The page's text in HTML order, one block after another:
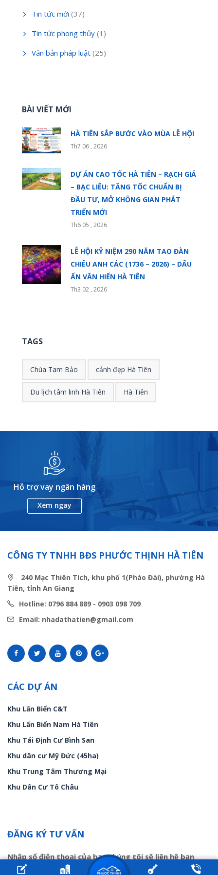
Tin tức mới (37)
Tin tức phong thủy (1)
Văn bản pháp luật (25)
BÀI VIẾT MỚI
HÀ TIÊN SẮP BƯỚC VÀO MÙA LỄ HỘI
Th7 06 , 2026
DỰ ÁN CAO TỐC HÀ TIÊN – RẠCH GIÁ
– BẠC LIÊU: TĂNG TỐC CHUẨN BỊ
ĐẦU TƯ, MỞ KHÔNG GIAN PHÁT
TRIỂN MỚI
Th6 05 , 2026
LỄ HỘI KỶ NIỆM 290 NĂM TAO ĐÀN
CHIÊU ANH CÁC (1736 – 2026) – DẤU
ẤN VĂN HIẾN HÀ TIÊN
Th3 02 , 2026
TAGS
Chùa Tam Bảo cảnh đẹp Hà Tiên
Du lịch tâm linh Hà Tiên Hà Tiên
Hỗ trợ vay ngân hàng
Xem ngay
CÔNG TY TNHH BĐS PHƯỚC THỊNH HÀ TIÊN
240 Mạc Thiên Tích, khu phố 1(Pháo Đài), phường Hà
Tiên, tỉnh An Giang
Hotline: 0796 884 889 - 0903 098 709
Email: nhadathatien@gmail.com
CÁC DỰ ÁN
Khu Lấn Biển C&T
Khu Lấn Biển Nam Hà Tiên
Khu Tái Định Cư Bình San
Khu dân cư Mỹ Đức (45ha)
Khu Trung Tâm Thương Mại
Khu Dân Cư Tô Châu
ĐĂNG KÝ TƯ VẤN
Nhập số điện thoại của bạn chúng tôi sẽ liên hệ bạn
trong ít phút!